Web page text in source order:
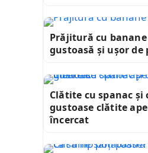
Prăjitură cu
gustoasă și ușor de
Clătite cu spanac și
gustoase clătite
încercat